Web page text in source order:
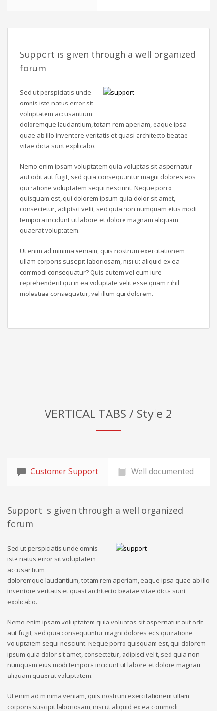
Support is given through a well organized
forum
Sed ut perspiciatis unde
omnis iste natus error sit
voluptatem accusantium
doloremque laudantium, totam rem aperiam, eaque ipsa
quae ab illo inventore veritatis et quasi architecto beatae
vitae dicta sunt explicabo.
Nemo enim ipsam voluptatem quia voluptas sit aspernatur
aut odit aut fugit, sed quia consequuntur magni dolores eos
qui ratione voluptatem sequi nesciunt. Neque porro
quisquam est, qui dolorem ipsum quia dolor sit amet,
consectetur, adipisci velit, sed quia non numquam eius modi
tempora incidunt ut labore et dolore magnam aliquam
quaerat voluptatem.
Ut enim ad minima veniam, quis nostrum exercitationem
ullam corporis suscipit laboriosam, nisi ut aliquid ex ea
commodi consequatur? Quis autem vel eum iure
reprehenderit qui in ea voluptate velit esse quam nihil
molestiae consequatur, vel illum qui dolorem.
VERTICAL TABS / Style 2
Customer Support Well documented
Support is given through a well organized
forum
Sed ut perspiciatis unde omnis
iste natus error sit voluptatem
accusantium
doloremque laudantium, totam rem aperiam, eaque ipsa quae ab illo
inventore veritatis et quasi architecto beatae vitae dicta sunt
explicabo.
Nemo enim ipsam voluptatem quia voluptas sit aspernatur aut odit
aut fugit, sed quia consequuntur magni dolores eos qui ratione
voluptatem sequi nesciunt. Neque porro quisquam est, qui dolorem
ipsum quia dolor sit amet, consectetur, adipisci velit, sed quia non
numquam eius modi tempora incidunt ut labore et dolore magnam
aliquam quaerat voluptatem.
Ut enim ad minima veniam, quis nostrum exercitationem ullam
corporis suscipit laboriosam, nisi ut aliquid ex ea commodi